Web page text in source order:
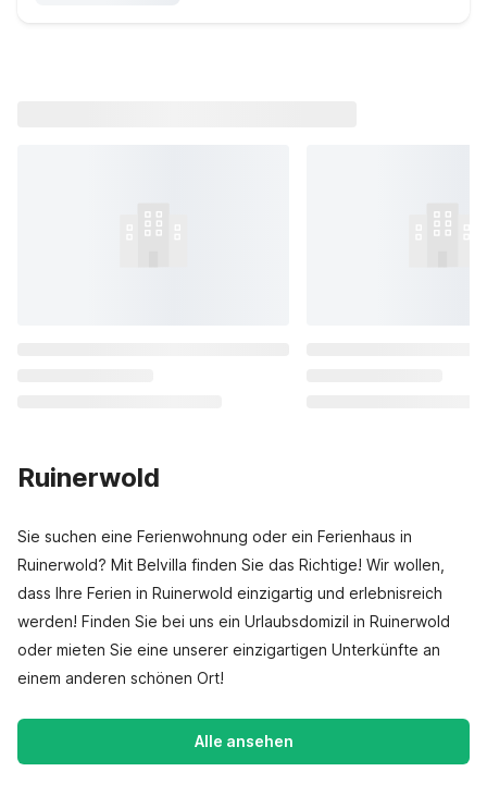
Ruinerwold
Sie suchen eine Ferienwohnung oder ein Ferienhaus in
Ruinerwold? Mit Belvilla finden Sie das Richtige! Wir wollen,
dass Ihre Ferien in Ruinerwold einzigartig und erlebnisreich
werden! Finden Sie bei uns ein Urlaubsdomizil in Ruinerwold
oder mieten Sie eine unserer einzigartigen Unterkünfte an
einem anderen schönen Ort!
Alle ansehen